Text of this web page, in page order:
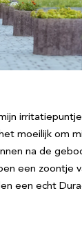
moeilijk om
na de
een zoontje
een echt